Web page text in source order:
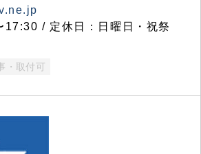
17:30 / 定休日：日曜日・祝祭
・取付可